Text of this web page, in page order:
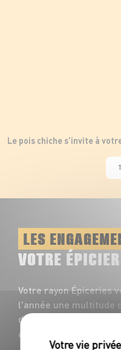
Le pois chiche s'invite à
LES
VOTRE ÉPICIER
Votre rayon Épiceries
l'année une multitude
découvrir : plus de
accompagnent vos